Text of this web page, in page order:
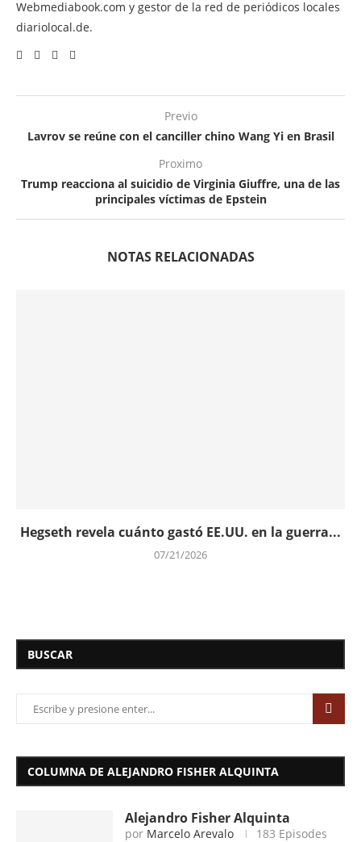
Webmediabook.com y gestor de la red de periódicos locales
diariolocal.de.
Previo
Lavrov se reúne con el canciller chino Wang Yi en Brasil
Proximo
Trump reacciona al suicidio de Virginia Giuffre, una de las
principales víctimas de Epstein
NOTAS RELACIONADAS
Hegseth revela cuánto gastó EE.UU. en la guerra...
07/21/2026
BUSCAR
COLUMNA DE ALEJANDRO FISHER ALQUINTA
Alejandro Fisher Alquinta
por Marcelo Arevalo 183 Episodes